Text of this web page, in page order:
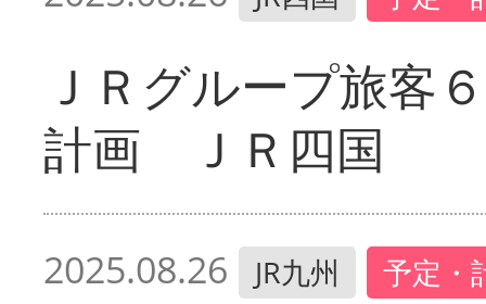
ＪＲグループ旅客
計画 ＪＲ四国
2025.08.26 JR九州 予定・